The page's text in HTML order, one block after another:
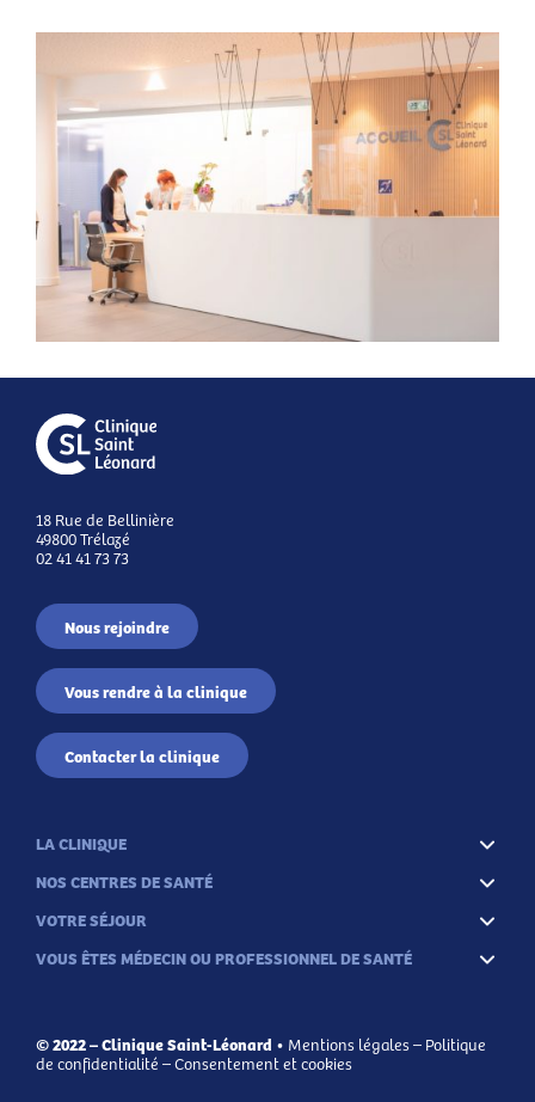
18 Rue de Bellinière
49800 Trélazé
02 41 41 73 73
Nous rejoindre
Vous rendre à la clinique
Contacter la clinique
LA CLINIQUE
NOS CENTRES DE SANTÉ
VOTRE SÉJOUR
VOUS ÊTES MÉDECIN OU PROFESSIONNEL DE SANTÉ
© 2022 – Clinique Saint-Léonard • Mentions légales – Politique
de confidentialité –Consentement et cookies